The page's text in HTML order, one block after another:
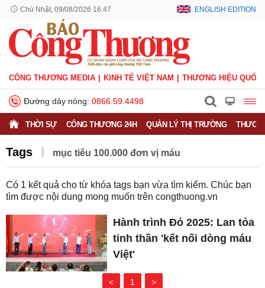
Chủ Nhật, 09/08/2026 16:47 ENGLISH EDITION
CÔNG THƯƠNG MEDIA KINH TẾ VIỆT NAM THƯƠNG HIỆU QUỐC
Đường dây nóng: 0866.59.4498
THỜI SỰ CÔNG THƯƠNG 24H QUẢN LÝ THỊ TRƯỜNG
Tags mục tiêu 100.000 đơn vị máu
Có 1 kết quả cho từ khóa tags bạn vừa tìm kiếm. Chúc bạn
tìm được nội dung mong muốn trên congthuong.vn
Hành trình Đỏ 2025: Lan tỏa
tinh thần 'kết nối dòng máu
Việt'
< 1 >